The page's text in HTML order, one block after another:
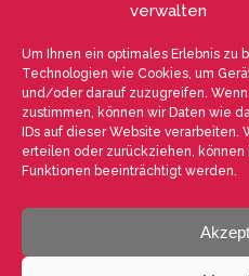
verwalten
Um Ihnen ein optimales Erlebnis zu
Technologien wie Cookies, um
und/oder darauf zuzugreifen.
zustimmen, können wir Daten wie
IDs auf dieser Website verarbeiten.
erteilen oder zurückziehen,
Funktionen beeinträchtigt werden.